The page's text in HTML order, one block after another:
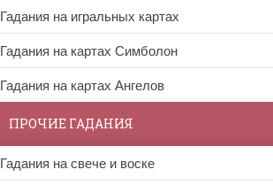
Гадания на игральных картах
Гадания на картах Симболон
Гадания на картах Ангелов
ПРОЧИЕ ГАДАНИЯ
Гадания на свече и воске